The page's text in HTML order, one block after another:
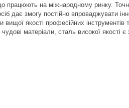
працюють на міжнародному ринку.
дає змогу постійно впроваджувати
якості професійних інструментів
матеріали, сталь високої якості